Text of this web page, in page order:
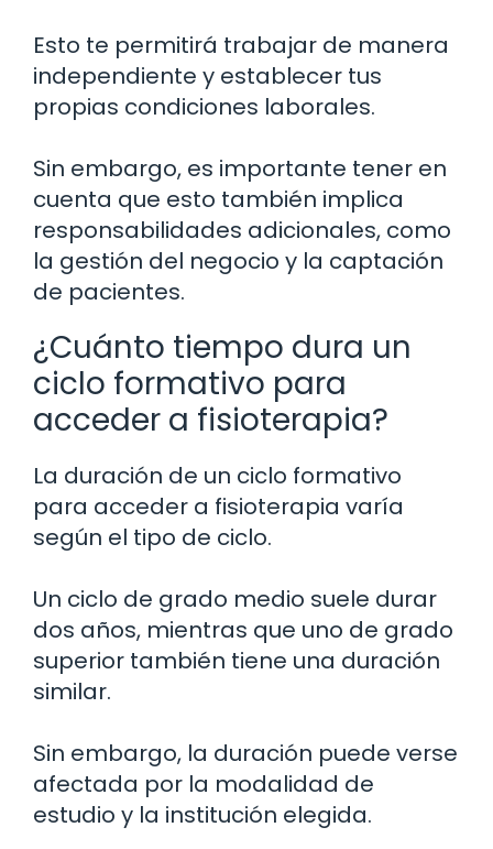
Esto te permitirá trabajar de manera
independiente y establecer tus
propias condiciones laborales.
Sin embargo, es importante tener en
cuenta que esto también implica
responsabilidades adicionales, como
la gestión del negocio y la captación
de pacientes.
¿Cuánto tiempo dura un
ciclo formativo para
acceder a fisioterapia?
La duración de un ciclo formativo
para acceder a fisioterapia varía
según el tipo de ciclo.
Un ciclo de grado medio suele durar
dos años, mientras que uno de grado
superior también tiene una duración
similar.
Sin embargo, la duración puede verse
afectada por la modalidad de
estudio y la institución elegida.